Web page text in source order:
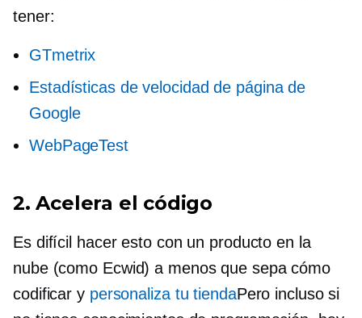
tener:
GTmetrix
Estadísticas de velocidad de página de
Google
WebPageTest
2. Acelera el código
Es difícil hacer esto con un producto en la
nube (como Ecwid) a menos que sepa cómo
codificar y personaliza tu tiendaPero incluso si